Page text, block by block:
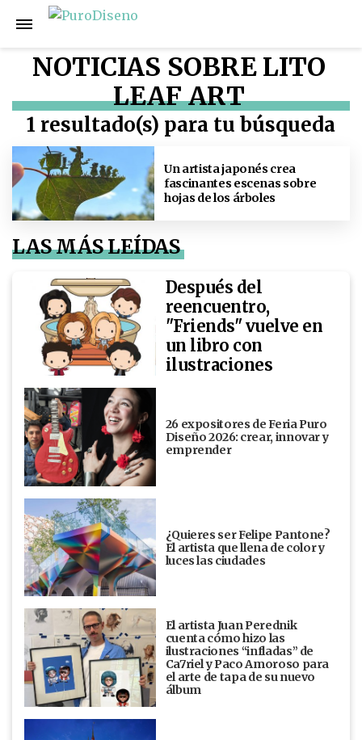
NOTICIAS SOBRE LITO
LEAF ART
1 resultado(s) para tu búsqueda
Un artista japonés crea
fascinantes escenas sobre
hojas de los árboles
LAS MÁS LEÍDAS
Después del
reencuentro,
"Friends" vuelve en
un libro con
ilustraciones
26 expositores de Feria Puro
Diseño 2026: crear, innovar y
emprender
¿Quieres ser Felipe Pantone?
El artista que llena de color y
luces las ciudades
El artista Juan Perednik
cuenta cómo hizo las
ilustraciones “infladas” de
Ca7riel y Paco Amoroso para
el arte de tapa de su nuevo
álbum